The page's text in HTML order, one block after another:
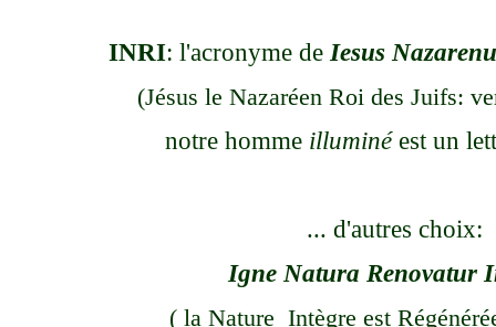
INRI: l'acronyme deIesus
(Jésus le Nazaréen Roi des Juifs:
notre homme illuminéest un
... d'autres choix:
Igne Natura Renovatur
( la Nature Intègre est